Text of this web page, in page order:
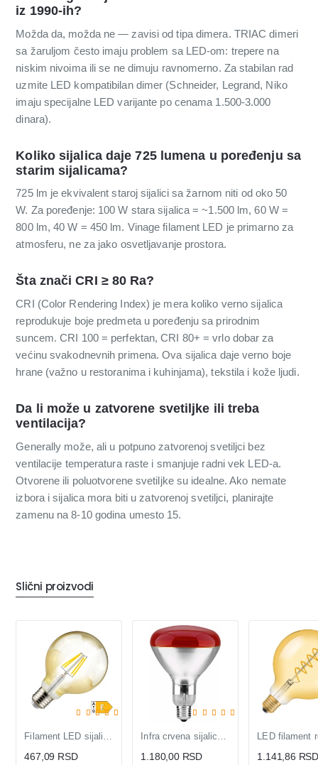
iz 1990-ih?
Možda da, možda ne — zavisi od tipa dimera. TRIAC dimeri
sa žaruljom često imaju problem sa LED-om: trepere na
niskim nivoima ili se ne dimuju ravnomerno. Za stabilan rad
uzmite LED kompatibilan dimer (Schneider, Legrand, Niko
imaju specijalne LED varijante po cenama 1.500-3.000
dinara).
Koliko sijalica daje 725 lumena u poređenju sa
starim sijalicama?
725 lm je ekvivalent staroj sijalici sa žarnom niti od oko 50
W. Za poređenje: 100 W stara sijalica = ~1.500 lm, 60 W =
800 lm, 40 W = 450 lm. Vinage filament LED je primarno za
atmosferu, ne za jako osvetljavanje prostora.
Šta znači CRI ≥ 80 Ra?
CRI (Color Rendering Index) je mera koliko verno sijalica
reprodukuje boje predmeta u poređenju sa prirodnim
suncem. CRI 100 = perfektan, CRI 80+ = vrlo dobar za
većinu svakodnevnih primena. Ova sijalica daje verno boje
hrane (važno u restoranima i kuhinjama), tekstila i kože ljudi.
Da li može u zatvorene svetiljke ili treba
ventilacija?
Generally može, ali u potpuno zatvorenoj svetiljci bez
ventilacije temperatura raste i smanjuje radni vek LED-a.
Otvorene ili poluotvorene svetiljke su idealne. Ako nemate
izbora i sijalica mora biti u zatvorenoj svetiljci, planirajte
zamenu na 8-10 godina umesto 15.
Slični proizvodi
467,09 RSD 1.180,00 RSD 1.141,86 RSD